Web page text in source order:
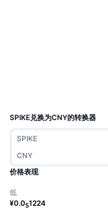
SPIKE兑换为CNY的转换器
SPIKE
CNY
价格表现
低
¥0.051224